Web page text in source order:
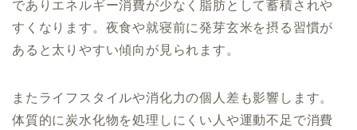
でありエネルギー消費が少なく脂肪として蓄積されや
すくなります。夜食や就寝前に発芽玄米を摂る習慣が
あると太りやすい傾向が見られます。
またライフスタイルや消化力の個人差も影響します。
体質的に炭水化物を処理しにくい人や運動不足で消費